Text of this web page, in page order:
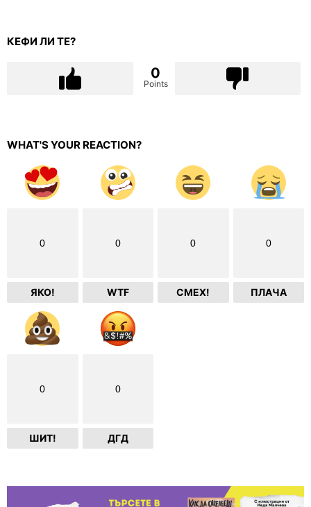
КЕФИ ЛИ ТЕ?
0
Points
WHAT'S YOUR REACTION?
0
ЯКО!
0
WTF
0
СМЕХ!
0
ПЛАЧА
0
ШИТ!
0
ДГД